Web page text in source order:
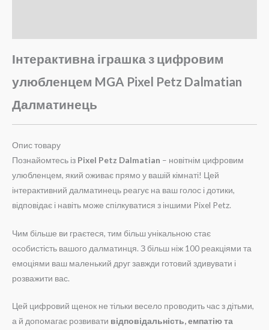
Інтерактивна іграшка з цифровим
улюбленцем MGA Pixel Petz Dalmatian
Далматинець
Опис товару
Познайомтесь із Pixel Petz Dalmatian – новітнім цифровим
улюбленцем, який оживає прямо у вашій кімнаті! Цей
інтерактивний далматинець реагує на ваш голос і дотики,
відповідає і навіть може спілкуватися з іншими Pixel Petz.
Чим більше ви граєтеся, тим більш унікальною стає
особистість вашого далматинця. З більш ніж 100 реакціями та
емоціями ваш маленький друг завжди готовий здивувати і
розважити вас.
Цей цифровий щенок не тільки весело проводить час з дітьми,
а й допомагає розвивати відповідальність, емпатію та